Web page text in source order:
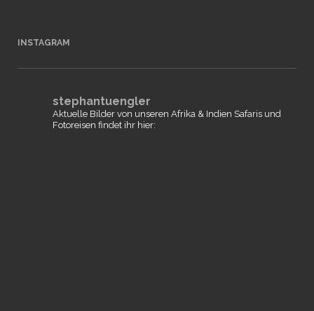
INSTAGRAM
stephantuengler
Aktuelle Bilder von unseren Afrika & Indien Safaris und
Fotoreisen findet ihr hier: